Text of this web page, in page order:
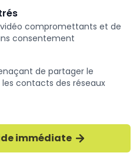
compromettants et de
consentement
de partager le
contacts des réseaux
immédiate